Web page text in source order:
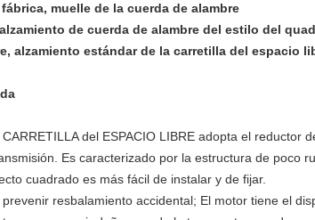
muelle de la cuerda de alambre
de cuerda de alambre del estilo del
alzamiento estándar de la carretilla del espacio
del ESPACIO LIBRE adopta el reductor
Es caracterizado por la estructura de poco
cuadrado es más fácil de instalar y de fijar.
resbalamiento accidental; El motor tiene el